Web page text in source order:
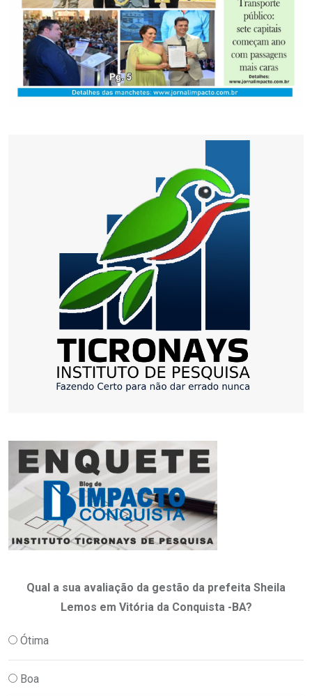
Qual a sua avaliação da gestão da prefeita Sheila
Lemos em Vitória da Conquista -BA?
Ótima
Boa